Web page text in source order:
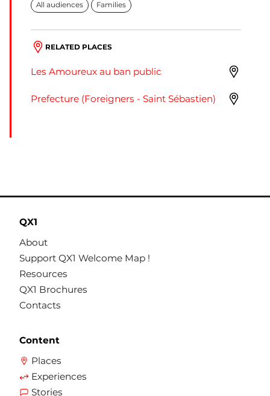
All audiences Families
RELATED PLACES
Les Amoureux au ban public
Prefecture (Foreigners - Saint Sébastien)
QX1
About
Support QX1 Welcome Map !
Resources
QX1 Brochures
Contacts
Content
Places
Experiences
Stories